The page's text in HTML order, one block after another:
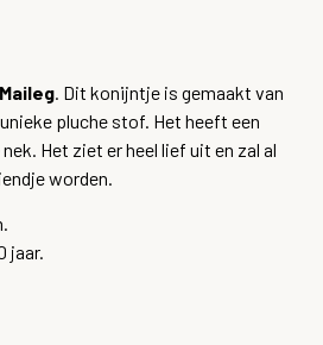
Maileg Dit konijntje is gemaakt van
pluche stof. Het heeft een
Het ziet er heel lief uit en zal al
worden.
jaar.